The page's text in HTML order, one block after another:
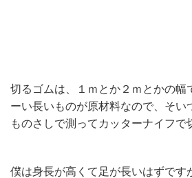
切るゴムは、１ｍとか２ｍとかの幅
ーい長いものが原材料なので、そい
ものさしで測ってカッターナイフで
僕は身長が高くて足が長いはずです